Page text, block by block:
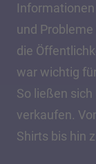
und
die
war wichtig
So ließen
verkaufen.
Shirts bis hin